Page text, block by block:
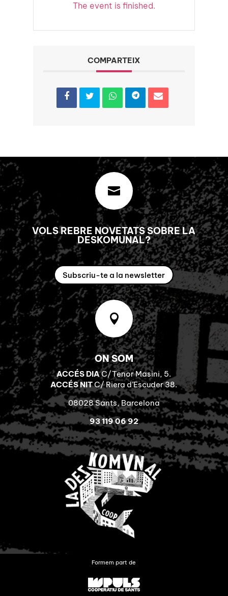
The event is finished.
COMPARTEIX

VOLS REBRE NOVETATS SOBRE LA
DESKOMUNAL?
Subscriu-te a la newsletter

ON SOM
ACCÉS DIAC/Tenor Masini, 5.
ACCÉS NITC/ Riera d’Escuder 38.
08028 Sants, Barcelona
93 119 06 92
Formem part de